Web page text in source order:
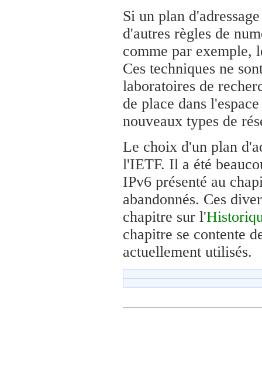
Si un plan
d'autres règles de
comme par exemple,
Ces techniques ne
laboratoires de
de place dans
nouveaux types de
Le choix d'un plan
l'IETF. Il a été
IPv6 présenté au
abandonnés. Ces
chapitre sur l'
chapitre se contente
actuellement utilisés.